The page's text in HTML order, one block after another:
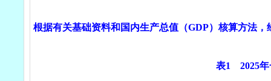
根据有关基础资料和国内生产总值（GDP）核算方法，
表1 2025年